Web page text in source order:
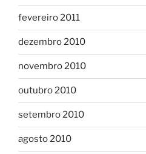
fevereiro 2011
dezembro 2010
novembro 2010
outubro 2010
setembro 2010
agosto 2010